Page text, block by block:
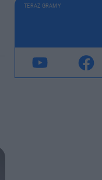
TERAZ GRAMY